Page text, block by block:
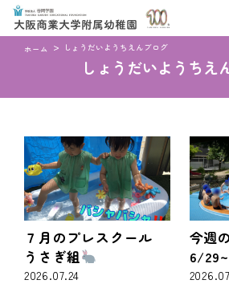
ホーム しょうだいようちえんブログ
しょうだいようちえ
７月のプレスクール
うさぎ組
2026.07.24
今週
6/